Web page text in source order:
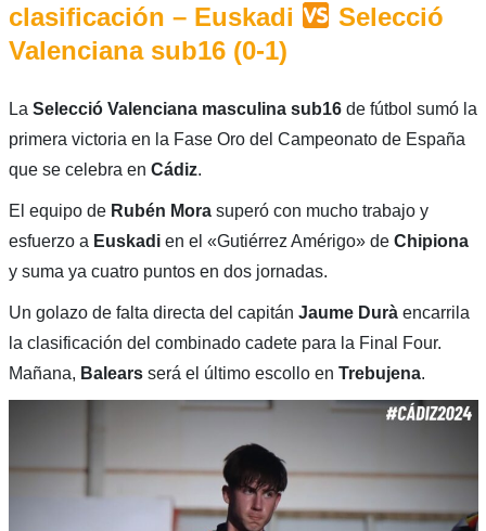
clasificación – Euskadi
Selecció
Valenciana sub16 (0-1)
La Selecció Valenciana masculina sub16de fútbol sumó la
primera victoria en la Fase Oro del Campeonato de España
que se celebra en Cádiz.
El equipo de Rubén Morasuperó con mucho trabajo y
esfuerzo a Euskadien el «Gutiérrez Amérigo» de Chipiona
y suma ya cuatro puntos en dos jornadas.
Un golazo de falta directa del capitán Jaume Durà encarrila
la clasificación del combinado cadete para la Final Four.
Mañana, Balearsserá el último escollo en Trebujena.